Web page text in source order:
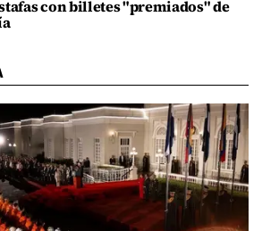
con billetes "premiados" de